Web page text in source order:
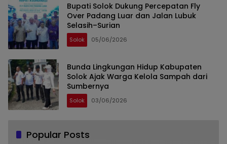
Bupati Solok Dukung Percepatan Fly
Over Padang Luar dan Jalan Lubuk
Selasih–Surian
Solok 05/06/2026
Bunda Lingkungan Hidup Kabupaten
Solok Ajak Warga Kelola Sampah dari
Sumbernya
Solok 03/06/2026
Popular Posts